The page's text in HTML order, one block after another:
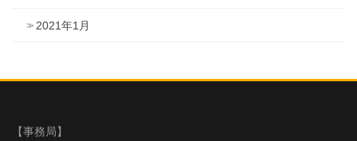
2021年1月
【事務局】